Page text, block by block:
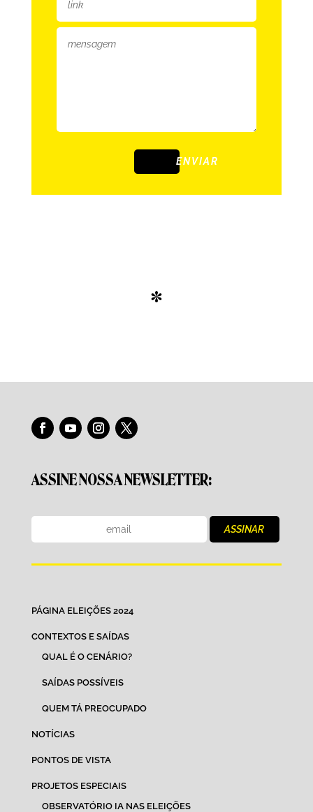
ENVIAR
*
ASSINE NOSSA NEWSLETTER:
PÁGINA ELEIÇÕES 2024
CONTEXTOS E SAÍDAS
QUAL É O CENÁRIO?
SAÍDAS POSSÍVEIS
QUEM TÁ PREOCUPADO
NOTÍCIAS
PONTOS DE VISTA
PROJETOS ESPECIAIS
OBSERVATÓRIO IA NAS ELEIÇÕES